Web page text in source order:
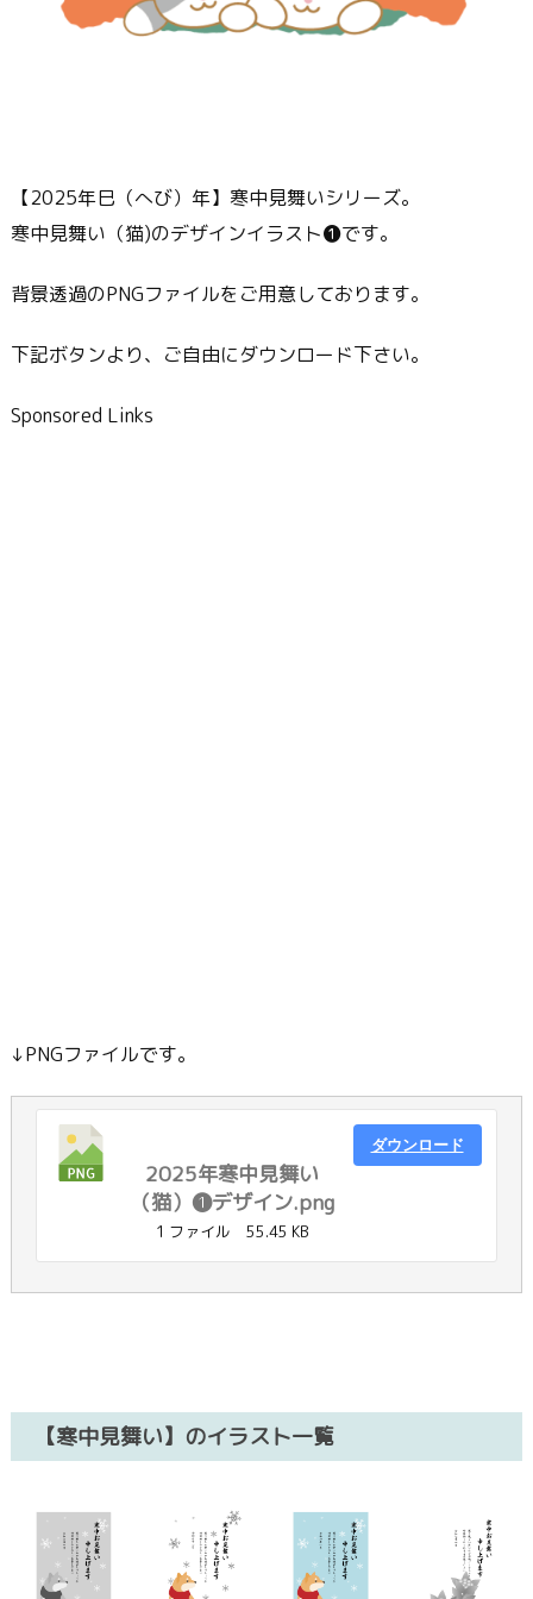
【2025年巳（へび）年】寒中見舞いシリーズ。
寒中見舞い（猫)のデザインイラスト❶です。
背景透過のPNGファイルをご用意しております。
下記ボタンより、ご自由にダウンロード下さい。
Sponsored Links
↓PNGファイルです。
2025年寒中見舞い
（猫）❶デザイン.png
1 ファイル 55.45 KB
ダウンロード
【寒中見舞い】のイラスト一覧